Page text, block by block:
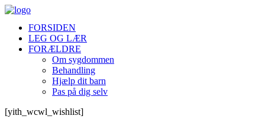
FORSIDEN
LEG OG LÆR
FORÆLDRE
Om sygdommen
Behandling
Hjælp dit barn
Pas på dig selv
[yith_wcwl_wishlist]